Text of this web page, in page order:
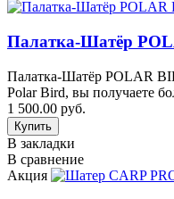
Палатка-Шатёр
Палатка-Шатёр POLAR
Polar Bird, вы получаете
1 500.00 руб.
В закладки
В сравнение
Акция